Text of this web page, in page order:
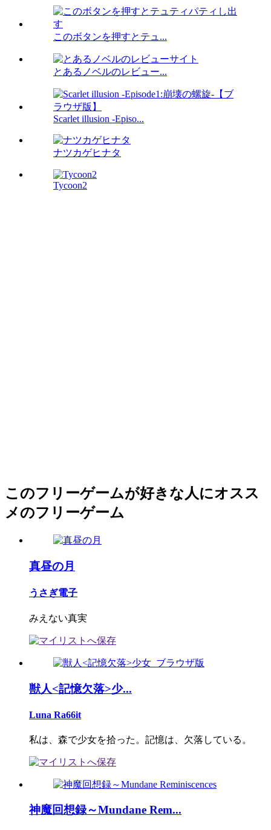
このボタンを押すとテュ...
とあるノベルのレビュー...
Scarlet illusion -Episo...
ナツカゲヒナタ
Tycoon2
このフリーゲームが好きな人にオスス
メのフリーゲーム
真昼の月
うさぎ電子
みえない真実
獣人<記憶欠落>少...
Luna Ra66it
私は、森で少女を拾った。記憶は、欠落している。
神魔回想録～Mundane Rem...